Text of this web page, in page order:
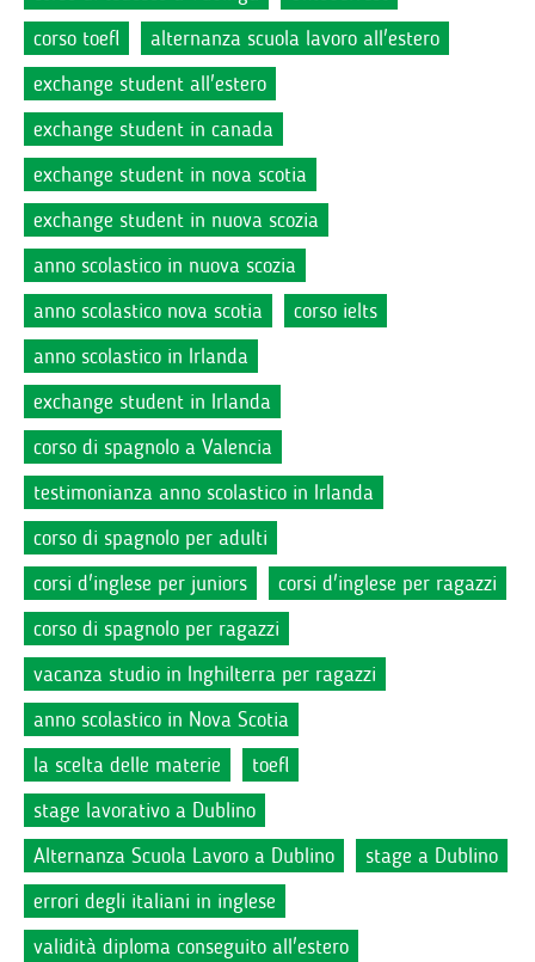
corso toefl
alternanza scuola lavoro all'estero
exchange student all'estero
exchange student in canada
exchange student in nova scotia
exchange student in nuova scozia
anno scolastico in nuova scozia
anno scolastico nova scotia
corso ielts
anno scolastico in Irlanda
exchange student in Irlanda
corso di spagnolo a Valencia
testimonianza anno scolastico in Irlanda
corso di spagnolo per adulti
corsi d'inglese per juniors
corsi d'inglese per ragazzi
corso di spagnolo per ragazzi
vacanza studio in Inghilterra per ragazzi
anno scolastico in Nova Scotia
la scelta delle materie
toefl
stage lavorativo a Dublino
Alternanza Scuola Lavoro a Dublino
stage a Dublino
errori degli italiani in inglese
validità diploma conseguito all'estero